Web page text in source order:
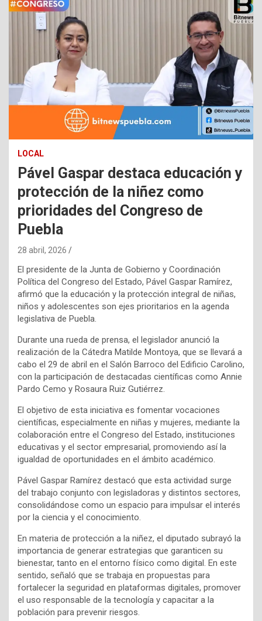
LOCAL
Pável Gaspar destaca educación y
protección de la niñez como
prioridades del Congreso de
Puebla
28 abril, 2026
El presidente de la Junta de Gobierno y Coordinación
Política del Congreso del Estado, Pável Gaspar Ramírez,
afirmó que la educación y la protección integral de niñas,
niños y adolescentes son ejes prioritarios en la agenda
legislativa de Puebla.
Durante una rueda de prensa, el legislador anunció la
realización de la Cátedra Matilde Montoya, que se llevará a
cabo el 29 de abril en el Salón Barroco del Edificio Carolino,
con la participación de destacadas científicas como Annie
Pardo Cemo y Rosaura Ruiz Gutiérrez.
El objetivo de esta iniciativa es fomentar vocaciones
científicas, especialmente en niñas y mujeres, mediante la
colaboración entre el Congreso del Estado, instituciones
educativas y el sector empresarial, promoviendo así la
igualdad de oportunidades en el ámbito académico.
Pável Gaspar Ramírez destacó que esta actividad surge
del trabajo conjunto con legisladoras y distintos sectores,
consolidándose como un espacio para impulsar el interés
por la ciencia y el conocimiento.
En materia de protección a la niñez, el diputado subrayó la
importancia de generar estrategias que garanticen su
bienestar, tanto en el entorno físico como digital. En este
sentido, señaló que se trabaja en propuestas para
fortalecer la seguridad en plataformas digitales, promover
el uso responsable de la tecnología y capacitar a la
población para prevenir riesgos.